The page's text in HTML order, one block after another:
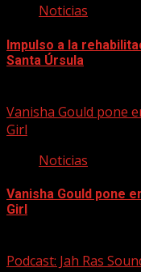
Noticias
Impulso a la
Santa Úrsula
Vanisha Gould pone
Girl
Noticias
Vanisha Gould pone
Girl
Podcast: Jah Ras